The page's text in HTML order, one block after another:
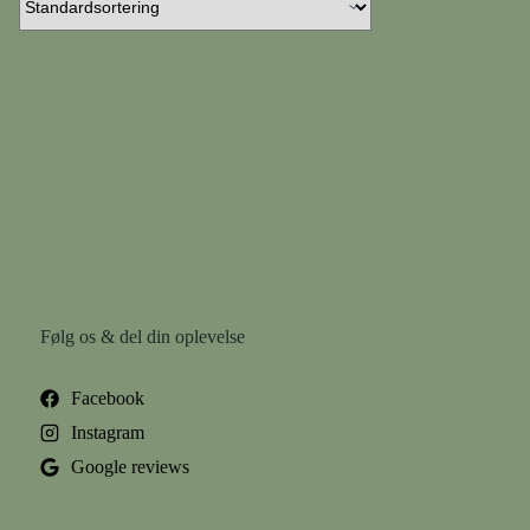
Følg os & del din oplevelse
Facebook
Instagram
Google reviews